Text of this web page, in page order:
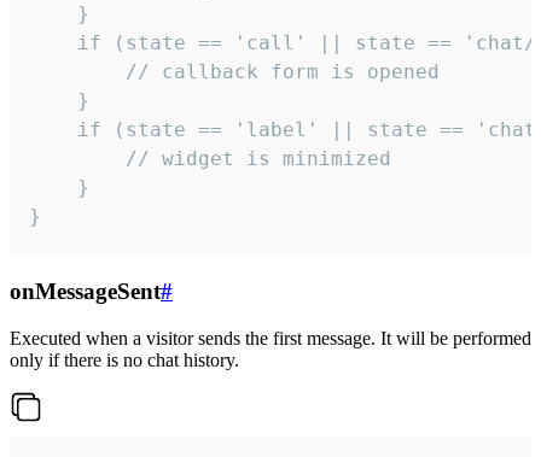
    }
if (state == 'call' || state ==
        // callback form is opened
    }
if (state == 'label' || state ==
        // widget is minimized
    }
}
onMessageSent#
Executed when a visitor sends the first message. It will be performed
only if there is no chat history.